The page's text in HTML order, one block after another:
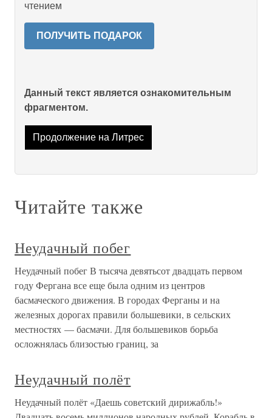
чтением
ПОЛУЧИТЬ ПОДАРОК
Данный текст является ознакомительным
фрагментом.
Продолжение на Литрес
Читайте также
Неудачный побег
Неудачный побег В тысяча девятьсот двадцать первом
году Фергана все еще была одним из центров
басмаческого движения. В городах Ферганы и на
железных дорогах правили большевики, в сельских
местностях — басмачи. Для большевиков борьба
осложнялась близостью границ, за
Неудачный полёт
Неудачный полёт «Даешь советский дирижабль!»